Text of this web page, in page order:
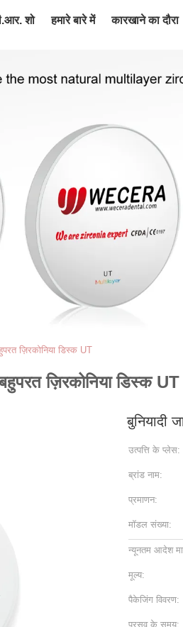
शो हमारे बारे में कारखाने का दौरा
ज़िरकोनिया डिस्क UT
ज़िरकोनिया डिस्क UT
बुनियादी
उत्पत्ति के प्लेस:
ब्रांड नाम:
प्रमाणन:
मॉडल संख्या:
न्यूनतम आदेश
मूल्य:
पैकेजिंग विवरण:
प्रसव के समय: